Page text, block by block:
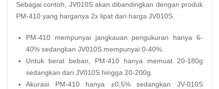
Sebagai contoh, JV010S akan dibandingkan dengan produk
PM-410 yang harganya 2x lipat dari harga JV010S.
PM-410 mempunyai jangkauan pengukuran hanya 6-
40% sedangkan JV010S mempunyai 0-40%.
Untuk berat beban, PM-410 hanya memuat 20-180g
sedangkan dari JV010S hingga 20-200g.
Akurasi PM-410 hanya ±0,5% sedangkan JV-010S